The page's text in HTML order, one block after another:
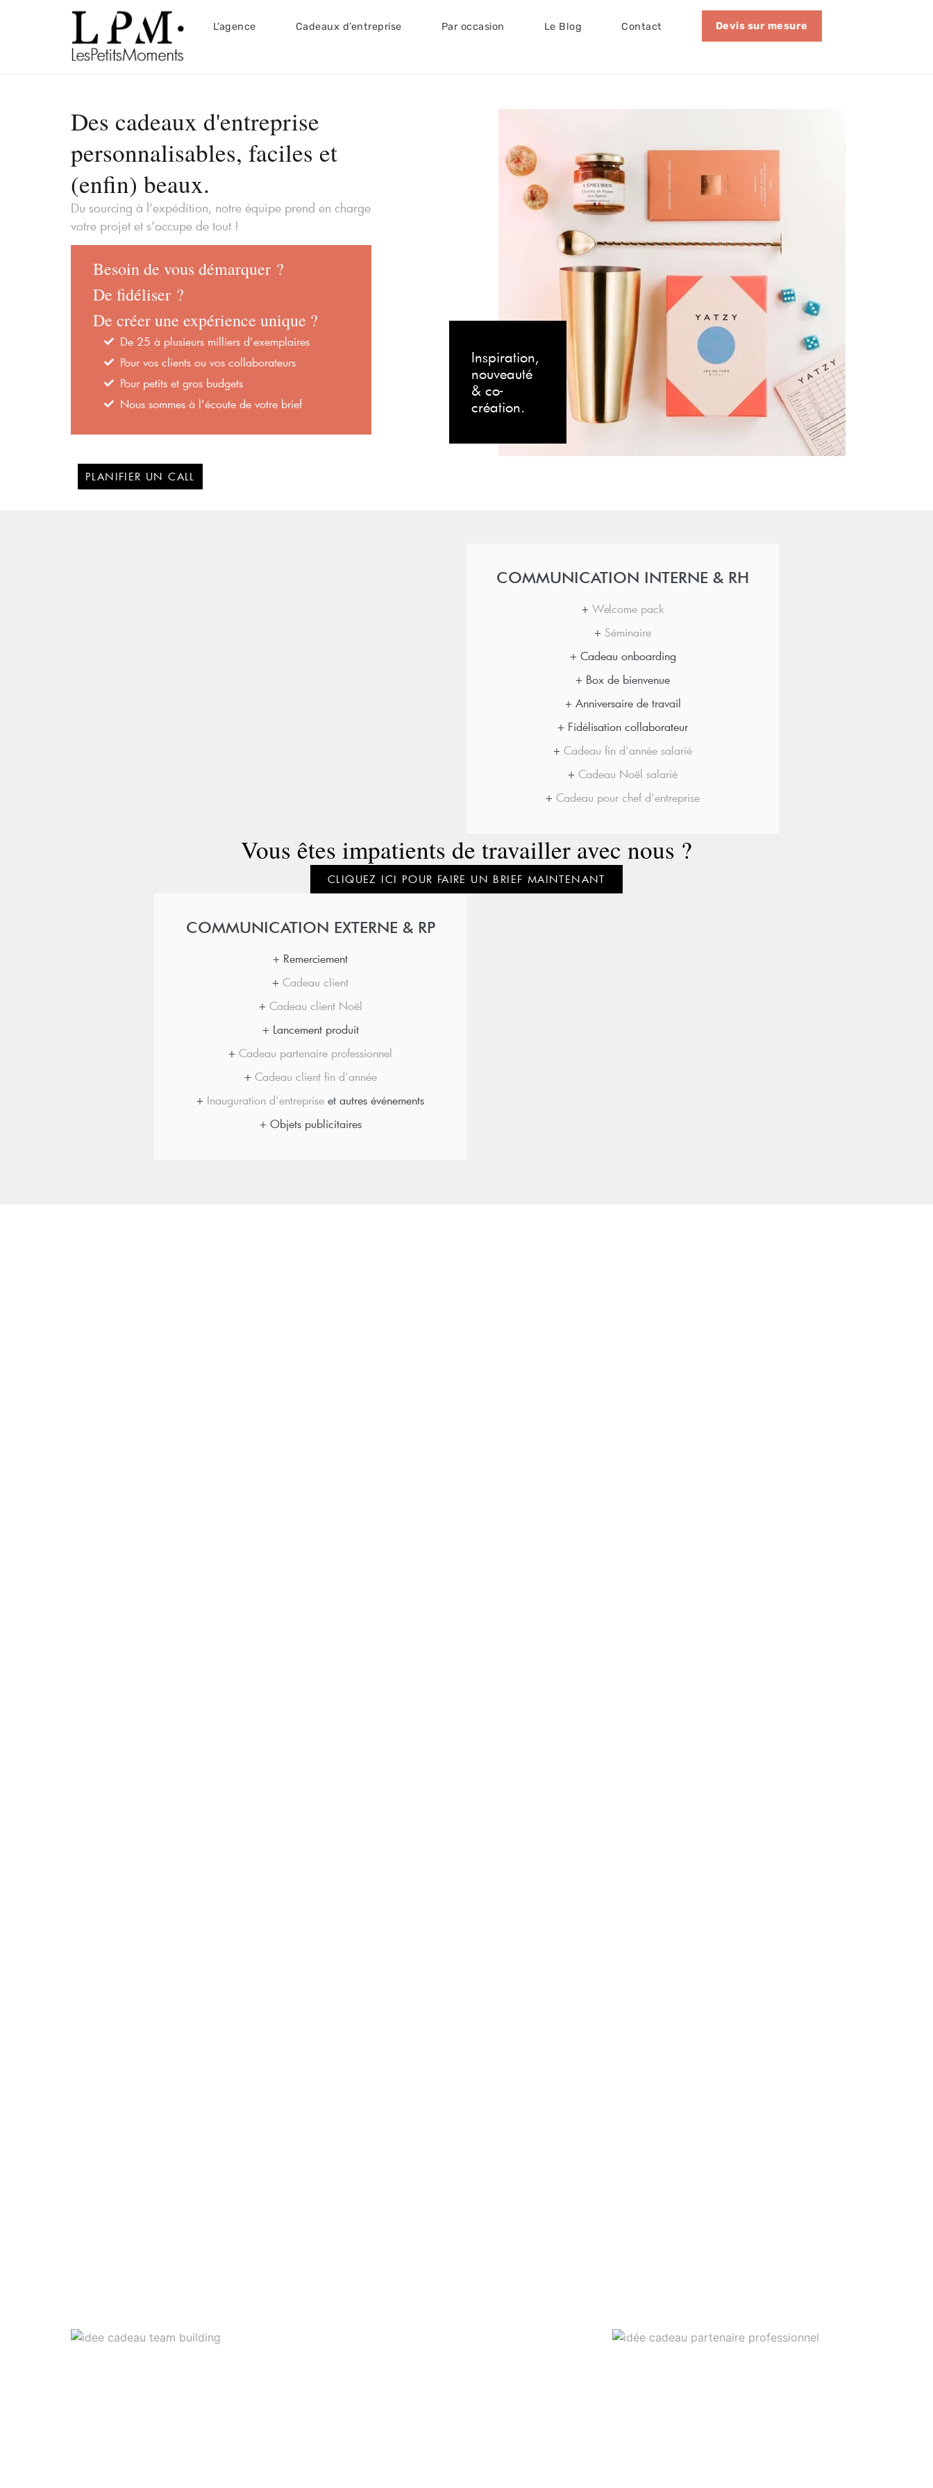
L’agence Cadeaux d’entreprise Par occasion Le Blog Contact Devis sur mesure
Des cadeaux d'entreprise
personnalisables, faciles et
(enfin) beaux.
Du sourcing à l’expédition, notre équipe prend en charge
votre projet et s’occupe de tout !
Besoin de vous démarquer ?
De fidéliser ?
De créer une expérience unique ?
De 25 à plusieurs milliers d’exemplaires
Pour vos clients ou vos collaborateurs
Pour petits et gros budgets
Nous sommes à l’écoute de votre brief
PLANIFIER UN CALL
Inspiration,
nouveauté
& co-
création.
COMMUNICATION INTERNE & RH
+ Welcome pack
+ Séminaire
+ Cadeau onboarding
+ Box de bienvenue
+ Anniversaire de travail
+ Fidélisation collaborateur
+ Cadeau fin d'année salarié
+ Cadeau Noël salarié
+ Cadeau pour chef d'entreprise
Vous êtes impatients de travailler avec nous ?
CLIQUEZ ICI POUR FAIRE UN BRIEF MAINTENANT
COMMUNICATION EXTERNE & RP
+ Remerciement
+ Cadeau client
+ Cadeau client Noël
+ Lancement produit
+ Cadeau partenaire professionnel
+ Cadeau client fin d'année
+ Inauguration d'entreprise et autres événements
+ Objets publicitaires